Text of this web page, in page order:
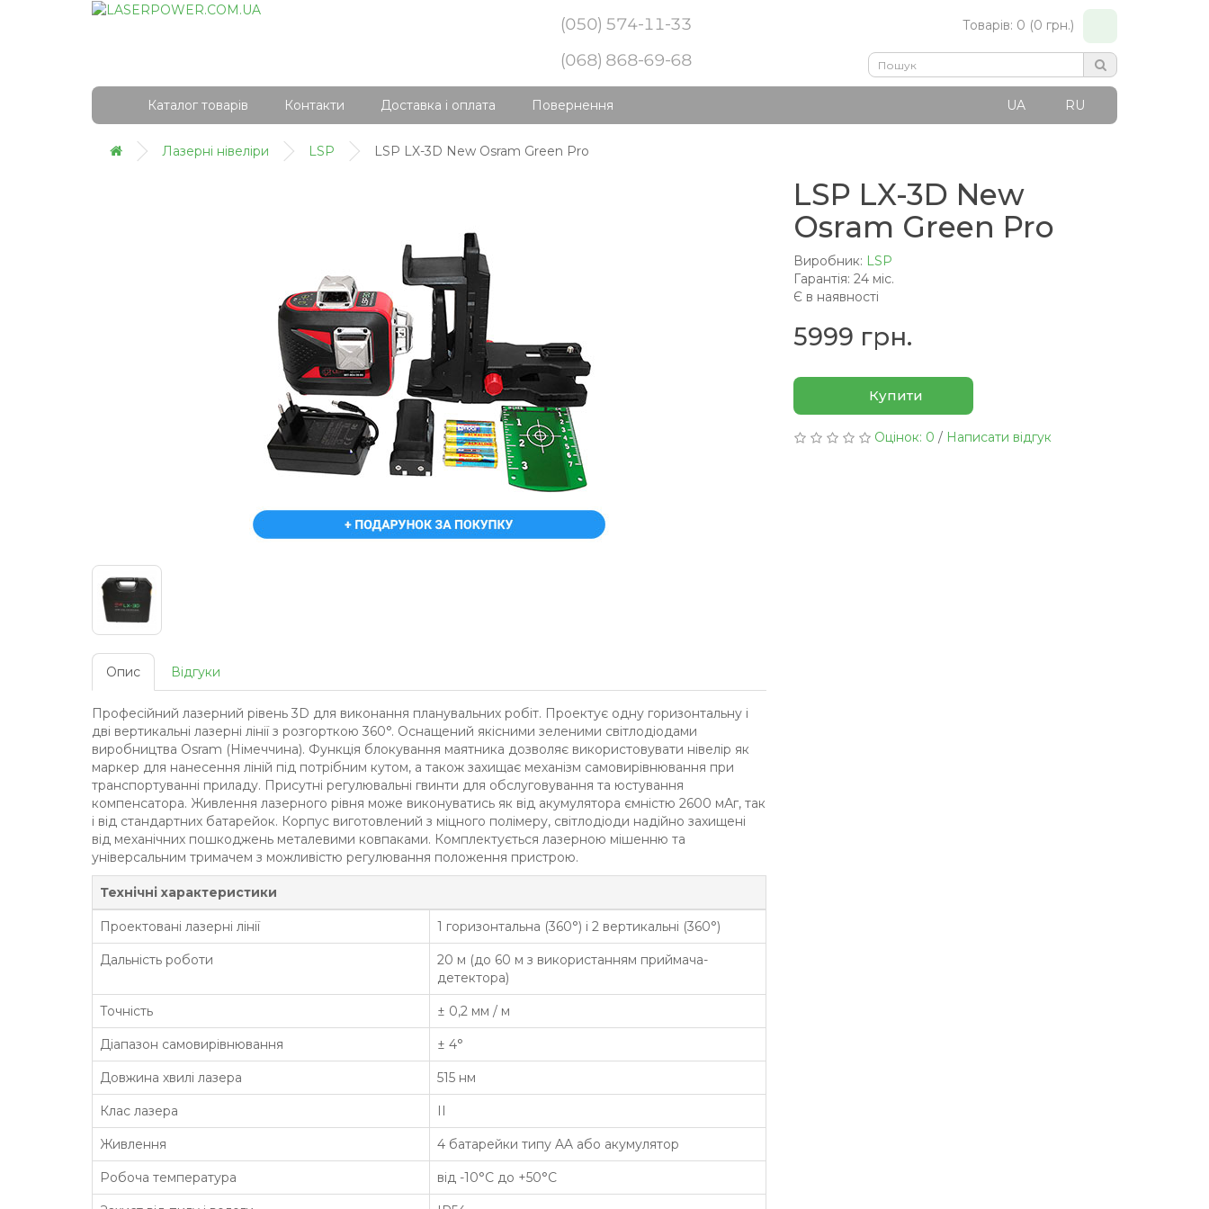
(050) 574-11-33
(068) 868-69-68
Товарів: 0 (0 грн.)
Каталог товарів Контакти Доставка і оплата Повернення UA RU
Лазерні нівеліри LSP LSP LX-3D New Osram Green Pro
LSP LX-3D New
Osram Green Pro
Виробник: LSP
Гарантія: 24 міс.
Є в наявності
5999 грн.
Купити
Оцінок: 0 / Написати відгук
Опис Відгуки
Професійний лазерний рівень 3D для виконання планувальних робіт. Проектує одну горизонтальну і
дві вертикальні лазерні лінії з розгорткою 360°. Оснащений якісними зеленими світлодіодами
виробництва Osram (Німеччина). Функція блокування маятника дозволяє використовувати нівелір як
маркер для нанесення ліній під потрібним кутом, а також захищає механізм самовирівнювання при
транспортуванні приладу. Присутні регулювальні гвинти для обслуговування та юстування
компенсатора. Живлення лазерного рівня може виконуватись як від акумулятора ємністю 2600 мАг, так
і від стандартних батарейок. Корпус виготовлений з міцного полімеру, світлодіоди надійно захищені
від механічних пошкоджень металевими ковпаками. Комплектується лазерною мішенню та
універсальним тримачем з можливістю регулювання положення пристрою.
Технічні характеристики
Проектовані лазерні лінії 1 горизонтальна (360°) і 2 вертикальні (360°)
Дальність роботи
20 м (до 60 м з використанням приймача-
детектора)
Точність ± 0,2 мм / м
Діапазон самовирівнювання ± 4°
Довжина хвилі лазера 515 нм
Клас лазера II
Живлення 4 батарейки типу AA або акумулятор
Робоча температура від -10°С до +50°С